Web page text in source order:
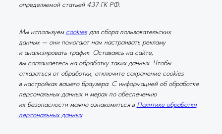
Мы используем cookiesдля сбора пользовательских
данных — они помогают нам настраивать рекламу
и анализировать трафик. Оставаясь на сайте,
вы соглашаетесь на обработку таких данных. Чтобы
отказаться от обработки, отключите сохранение cookies
в настройках вашего браузера. С информацией об обработке
персональных данных и мерах по обеспечению
их безопасности можно ознакомиться в Политике обработки
персональных данных.
определяемой статьей 437 ГК РФ.